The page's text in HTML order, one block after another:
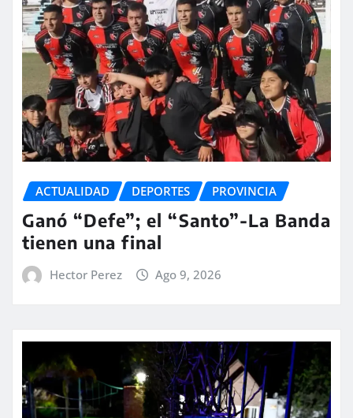
ACTUALIDAD DEPORTES PROVINCIA
Ganó “Defe”; el “Santo”-La Banda
tienen una final
Hector Perez Ago 9, 2026